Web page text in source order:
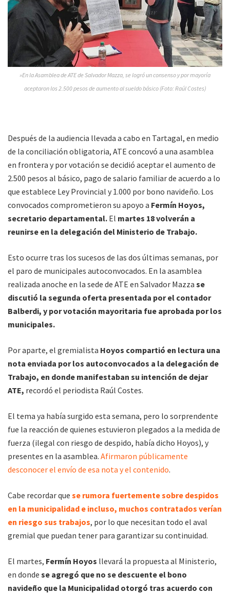
»En la Asamblea de ATE de Salvador Mazza, se logró un consenso y por mayoría
aceptaron los 2.500 pesos de aumento al sueldo básico (Foto: Raúl Costes)
Después de la audiencia llevada a cabo en Tartagal, en medio
de la conciliación obligatoria, ATE concovó a una asamblea
en frontera y por votación se decidió aceptar el aumento de
2.500 pesos al básico, pago de salario familiar de acuerdo a lo
que establece Ley Provincial y 1.000 por bono navideño. Los
convocados comprometieron su apoyo a Fermín Hoyos,
secretario departamental. El martes 18 volverán a
reunirse en la delegación del Ministerio de Trabajo.
Esto ocurre tras los sucesos de las dos últimas semanas, por
el paro de municipales autoconvocados. En la asamblea
realizada anoche en la sede de ATE en Salvador Mazza se
discutió la segunda oferta presentada por el contador
Balberdi, y por votación mayoritaria fue aprobada por los
municipales.
Por aparte, el gremialista Hoyos compartió en lectura una
nota enviada por los autoconvocados a la delegación de
Trabajo, en donde manifestaban su intención de dejar
ATE, recordó el periodista Raúl Costes.
El tema ya había surgido esta semana, pero lo sorprendente
fue la reacción de quienes estuvieron plegados a la medida de
fuerza (ilegal con riesgo de despido, había dicho Hoyos), y
presentes en la asamblea. Afirmaron públicamente
desconocer el envío de esa nota y el contenido.
Cabe recordar que se rumora fuertemente sobre despidos
en la municipalidad e incluso, muchos contratados verían
en riesgo sus trabajos, por lo que necesitan todo el aval
gremial que puedan tener para garantizar su continuidad.
El martes, Fermín Hoyos llevará la propuesta al Ministerio,
en donde se agregó que no se descuente el bono
navideño que la Municipalidad otorgó tras acuerdo con